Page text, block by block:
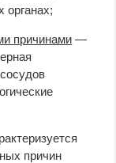
органах;
причинами —
причин